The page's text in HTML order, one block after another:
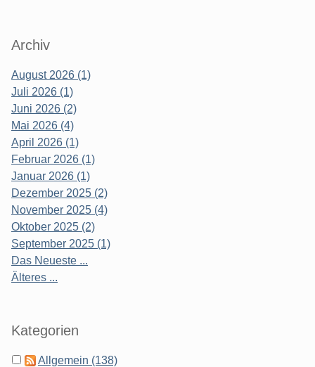
Archiv
August 2026 (1)
Juli 2026 (1)
Juni 2026 (2)
Mai 2026 (4)
April 2026 (1)
Februar 2026 (1)
Januar 2026 (1)
Dezember 2025 (2)
November 2025 (4)
Oktober 2025 (2)
September 2025 (1)
Das Neueste ...
Älteres ...
Kategorien
Allgemein (138)